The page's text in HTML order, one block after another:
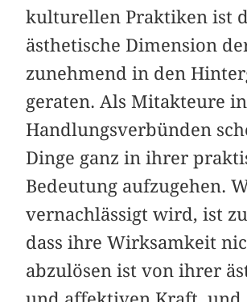
kulturellen Praktiken ist
ästhetische Dimension
zunehmend in den
geraten. Als Mitakteure in
Handlungsverbünden
Dinge ganz in ihrer
Bedeutung aufzugehen.
vernachlässigt wird, ist
dass ihre Wirksamkeit
abzulösen ist von ihrer